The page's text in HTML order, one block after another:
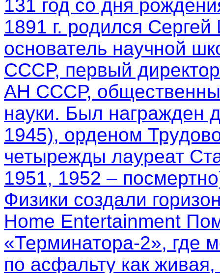
131 год со дня
1891 г. родился
основатель научной
СССР, первый
АН СССР,
науки. Был награжден
1945), орденом
четырежды лауреат
1951, 1952 –
Физики создали
Home Entertainment
«Терминатора-2», где
по асфальту как